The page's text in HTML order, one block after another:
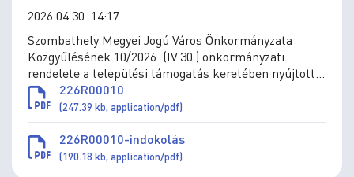
2026.04.30. 14:17
Szombathely Megyei Jogú Város Önkormányzata
Közgyűlésének 10/2026. (IV.30.) önkormányzati
rendelete a települési támogatás keretében nyújtott
ellátások és a szociális szolgáltatások helyi
szabályzásáról szóló 8/2015. (II. 27.) önkormányzati
rendelet módosításáról
226R00010
(247.39 kb, application/pdf)
226R00010-indokolás
(190.18 kb, application/pdf)